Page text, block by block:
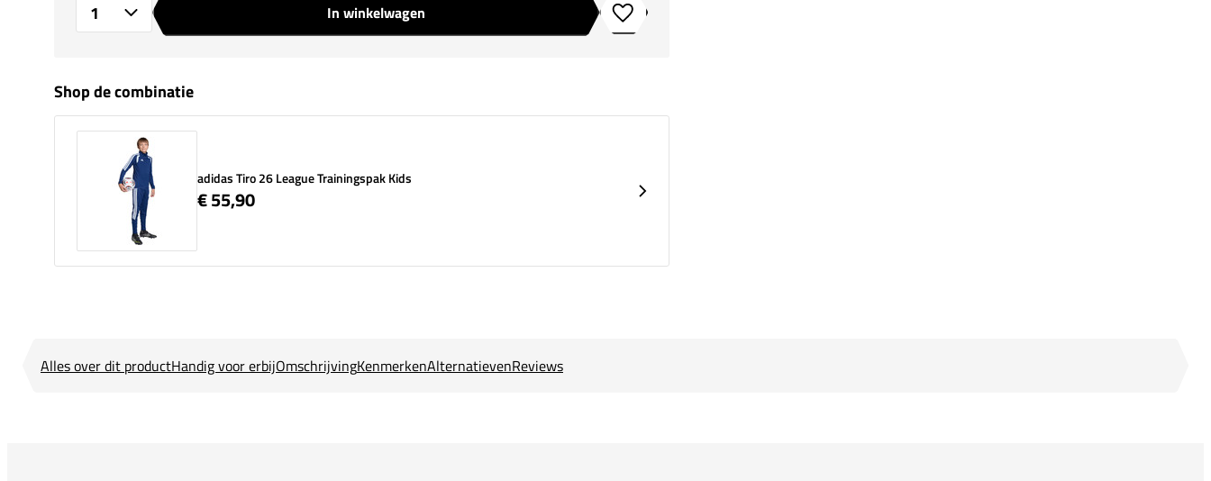
In winkelwagen Toevoegen aan verlanglijstje
Shop de combinatie
adidas Tiro 26 League Trainingspak Kids
€ 55,90
Alles over dit productHandig voor erbijOmschrijvingKenmerkenAlternatievenReviews